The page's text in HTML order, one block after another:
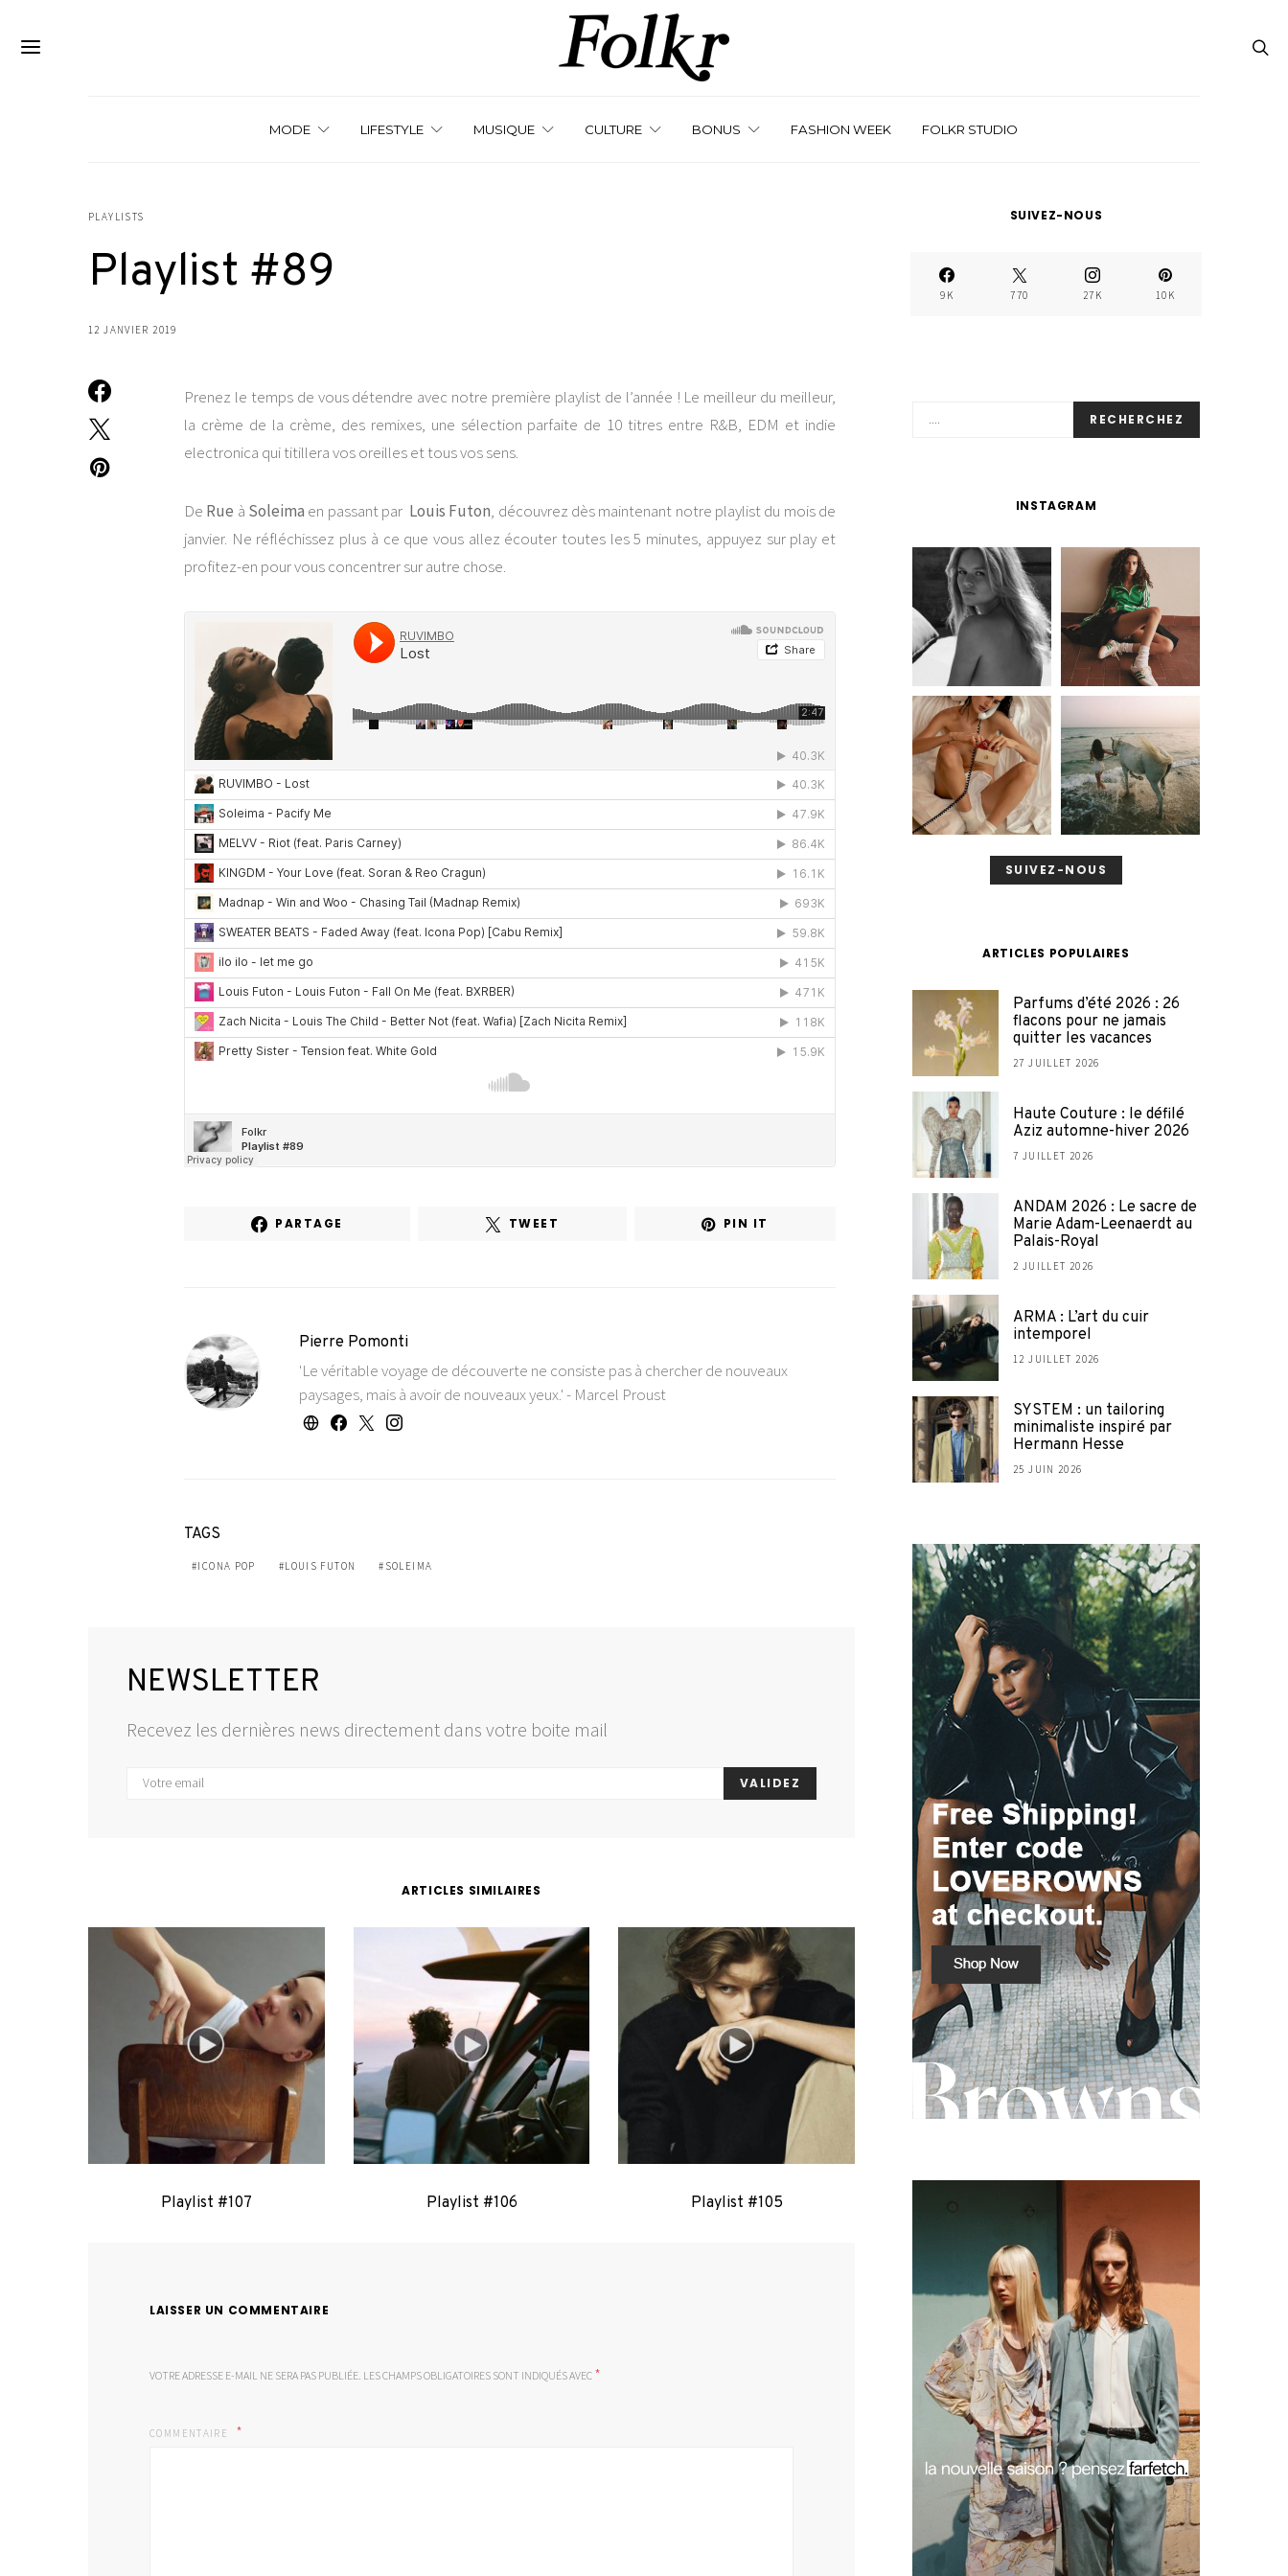
MODE LIFESTYLE MUSIQUE CULTURE BONUS FASHION WEEK FOLKR STUDIO
PLAYLISTS
Playlist #89
12 JANVIER 2019
Prenez le temps de vous détendre avec notre première playlist de l’année ! Le meilleur du meilleur,
la crème de la crème, des remixes, une sélection parfaite de 10 titres entre R&B, EDM et indie
electronica qui titillera vos oreilles et tous vos sens.
De Rue à Soleima en passant par Louis Futon, découvrez dès maintenant notre playlist du mois de
janvier. Ne réfléchissez plus à ce que vous allez écouter toutes les 5 minutes, appuyez sur play et
profitez-en pour vous concentrer sur autre chose.
PARTAGE TWEET PIN IT
Pierre Pomonti
'Le véritable voyage de découverte ne consiste pas à chercher de nouveaux
paysages, mais à avoir de nouveaux yeux.' - Marcel Proust
TAGS
ICONA POP LOUIS FUTON SOLEIMA
NEWSLETTER
Recevez les dernières news directement dans votre boite mail
VALIDEZ
ARTICLES SIMILAIRES
Playlist #107 Playlist #106 Playlist #105
LAISSER UN COMMENTAIRE
VOTRE ADRESSE E-MAIL NE SERA PAS PUBLIÉE. LES CHAMPS OBLIGATOIRES SONT INDIQUÉS AVEC *
COMMENTAIRE
SUIVEZ-NOUS
9K 770 27K 10K
RECHERCHEZ
INSTAGRAM
SUIVEZ-NOUS
ARTICLES POPULAIRES
Parfums d’été 2026 : 26
flacons pour ne jamais
quitter les vacances
27 JUILLET 2026
Haute Couture : le défilé
Aziz automne-hiver 2026
7 JUILLET 2026
ANDAM 2026 : Le sacre de
Marie Adam-Leenaerdt au
Palais-Royal
2 JUILLET 2026
ARMA : L’art du cuir
intemporel
12 JUILLET 2026
SYSTEM : un tailoring
minimaliste inspiré par
Hermann Hesse
25 JUIN 2026